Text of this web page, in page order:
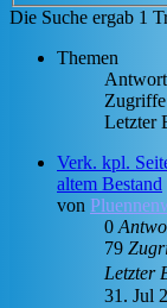
Die Suche ergab 1
Themen
Zugriffe
Letzter
Verk. kpl.
altem Bestand
von
0
79
Letzter
31. Jul